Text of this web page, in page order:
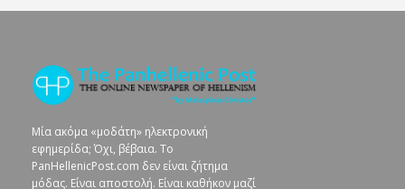
Μία ακόμα «μοδάτη» ηλεκτρονική
εφημερίδα; Όχι, βέβαια. To
PanHellenicPost.com δεν είναι ζήτημα
μόδας. Είναι αποστολή. Είναι καθήκον μαζί